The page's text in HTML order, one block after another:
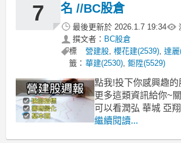
7
名 //BC股倉
最後更新於 2026.1.7 19:34
撰文者： BC股倉
標
籤：
營建股,櫻花建(2539),達
華建(2530),鉅陞(5529)
點我!投下你感興趣
更多這類資訊給你~
可以看潤弘 華城 亞
友 中興電 櫻花 敦陽
繼續閱讀...